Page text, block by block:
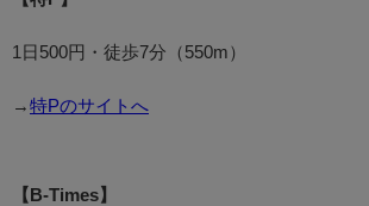
1日500円・徒歩7分（550m）
→ 特Pのサイトへ
【B-Times】